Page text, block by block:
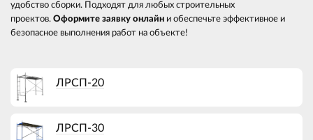
удобство сборки. Подходят для любых строительных
проектов. Оформите заявку онлайн и обеспечьте эффективное и
безопасное выполнения работ на объекте!
ЛРСП-20
ЛРСП-30